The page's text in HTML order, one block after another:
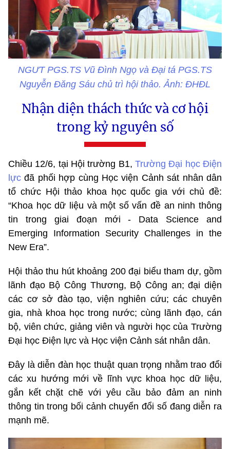
NGƯT PGS.TS Vũ Đình Ngọ và Đại tá PGS.TS
Nguyễn Đăng Sáu chủ trì hội thảo. Ảnh: ĐHĐL
Nhận diện thách thức và cơ hội
trong kỷ nguyên số
Chiều 12/6, tại Hội trường B1, Trường Đại học Điện
lựcđã phối hợp cùng Học viện Cảnh sát nhân dân
tổ chức Hội thảo khoa học quốc gia với chủ đề:
“Khoa học dữ liệu và một số vấn đề an ninh thông
tin trong giai đoạn mới - Data Science and
Emerging Information Security Challenges in the
New Era”.
Hội thảo thu hút khoảng 200 đại biểu tham dự, gồm
lãnh đạo Bộ Công Thương, Bộ Công an; đại diện
các cơ sở đào tạo, viện nghiên cứu; các chuyên
gia, nhà khoa học trong nước; cùng lãnh đạo, cán
bộ, viên chức, giảng viên và người học của Trường
Đại học Điện lực và Học viện Cảnh sát nhân dân.
Đây là diễn đàn học thuật quan trọng nhằm trao đổi
các xu hướng mới về lĩnh vực khoa học dữ liệu,
gắn kết chặt chẽ với yêu cầu bảo đảm an ninh
thông tin trong bối cảnh chuyển đổi số đang diễn ra
mạnh mẽ.